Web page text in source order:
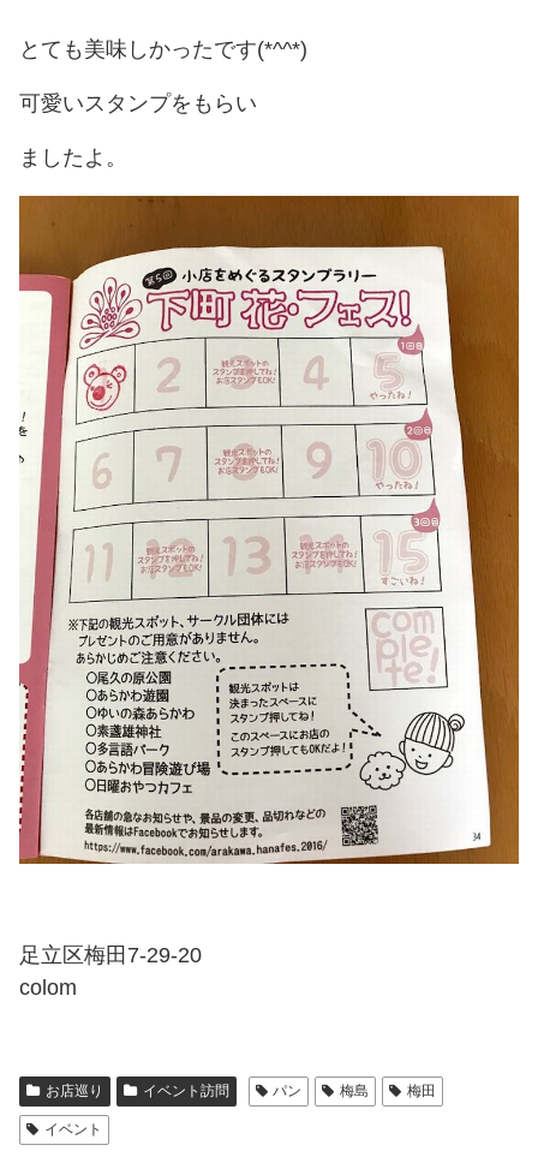
とても美味しかったです(*^^*)
可愛いスタンプをもらい
ましたよ。
足立区梅田7-29-20
colom
お店巡り イベント訪問 パン 梅島 梅田
イベント